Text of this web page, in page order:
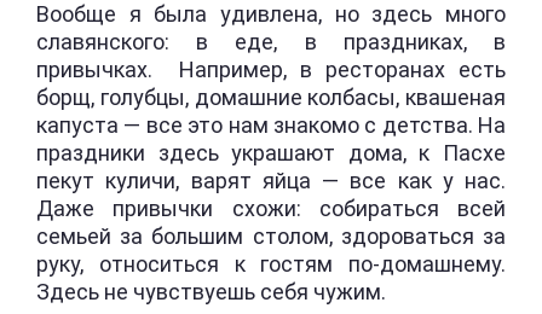
Вообще я была удивлена, но здесь много
славянского: в еде, в праздниках, в
привычках. Например, в ресторанах есть
борщ, голубцы, домашние колбасы, квашеная
капуста — все это нам знакомо с детства. На
праздники здесь украшают дома, к Пасхе
пекут куличи, варят яйца — все как у нас.
Даже привычки схожи: собираться всей
семьей за большим столом, здороваться за
руку, относиться к гостям по-домашнему.
Здесь не чувствуешь себя чужим.